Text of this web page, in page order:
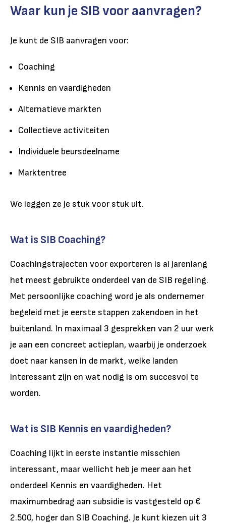
Waar kun je SIB voor aanvragen?
Je kunt de SIB aanvragen voor:
Coaching
Kennis en vaardigheden
Alternatieve markten
Collectieve activiteiten
Individuele beursdeelname
Marktentree
We leggen ze je stuk voor stuk uit.
Wat is SIB Coaching?
Coachingstrajecten voor exporteren is al jarenlang
het meest gebruikte onderdeel van de SIB regeling.
Met persoonlijke coaching word je als ondernemer
begeleid met je eerste stappen zakendoen in het
buitenland. In maximaal 3 gesprekken van 2 uur werk
je aan een concreet actieplan, waarbij je onderzoek
doet naar kansen in de markt, welke landen
interessant zijn en wat nodig is om succesvol te
worden.
Wat is SIB Kennis en vaardigheden?
Coaching lijkt in eerste instantie misschien
interessant, maar wellicht heb je meer aan het
onderdeel Kennis en vaardigheden. Het
maximumbedrag aan subsidie is vastgesteld op €
2.500, hoger dan SIB Coaching. Je kunt kiezen uit 3